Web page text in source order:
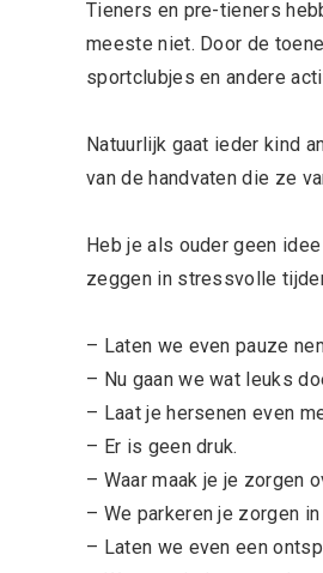
Tieners en pre-tieners
meeste niet. Door de
sportclubjes en andere
Natuurlijk gaat ieder kind
van de handvaten die ze
Heb je als ouder geen
zeggen in stressvolle
– Laten we even pauze
– Nu gaan we wat leuks
– Laat je hersenen even
– Er is geen druk.
– Waar maak je je zorgen
– We parkeren je zorgen
– Laten we even een